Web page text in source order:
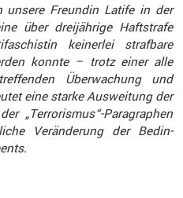
Freundin Latife in der
über dreijäh­rige Haftstrafe
keinerlei straf­bare
konnte – trotz einer alle
Überwa­chung und
eine starke Auswei­tung der
„Terrorismus“-Paragraphen
Verän­de­rung der Bedin­